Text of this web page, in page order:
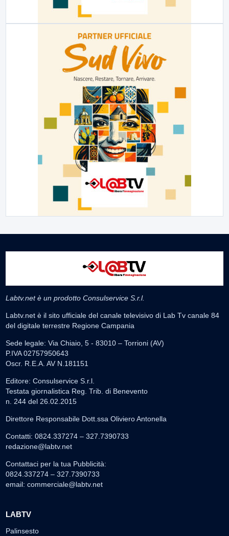
Labtv.net è un prodotto Consulservice S.r.l.
Labtv.net è il sito ufficiale del canale televisivo di Lab Tv canale 84
del digitale terrestre Regione Campania
Sede legale: Via Chiaio, 5 - 83010 – Torrioni (AV)
P.IVA 02757950643
Oscr. R.E.A. AV N.181151
Editore: Consulservice S.r.l.
Testata giornalistica Reg. Trib. di Benevento
n. 244 del 26.02.2015
Direttore Responsabile Dott.ssa Oliviero Antonella
Contatti: 0824.337274 – 327.7390733
redazione@labtv.net
Contattaci per la tua Pubblicità:
0824.337274 – 327.7390733
email: commerciale@labtv.net
LABTV
Palinsesto